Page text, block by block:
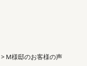
> M様邸のお客様の声